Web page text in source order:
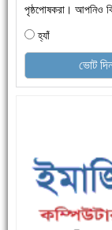
এক সপ্তাহে শনাক্ত
ফরিদগঞ্জে ড্রেন ও সড়ক
পৃষ্ঠপোষকরা। আপনিও
হ্যাঁ
ভোট